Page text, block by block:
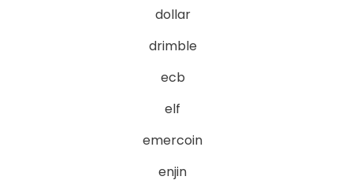
dollar
drimble
ecb
elf
emercoin
enjin